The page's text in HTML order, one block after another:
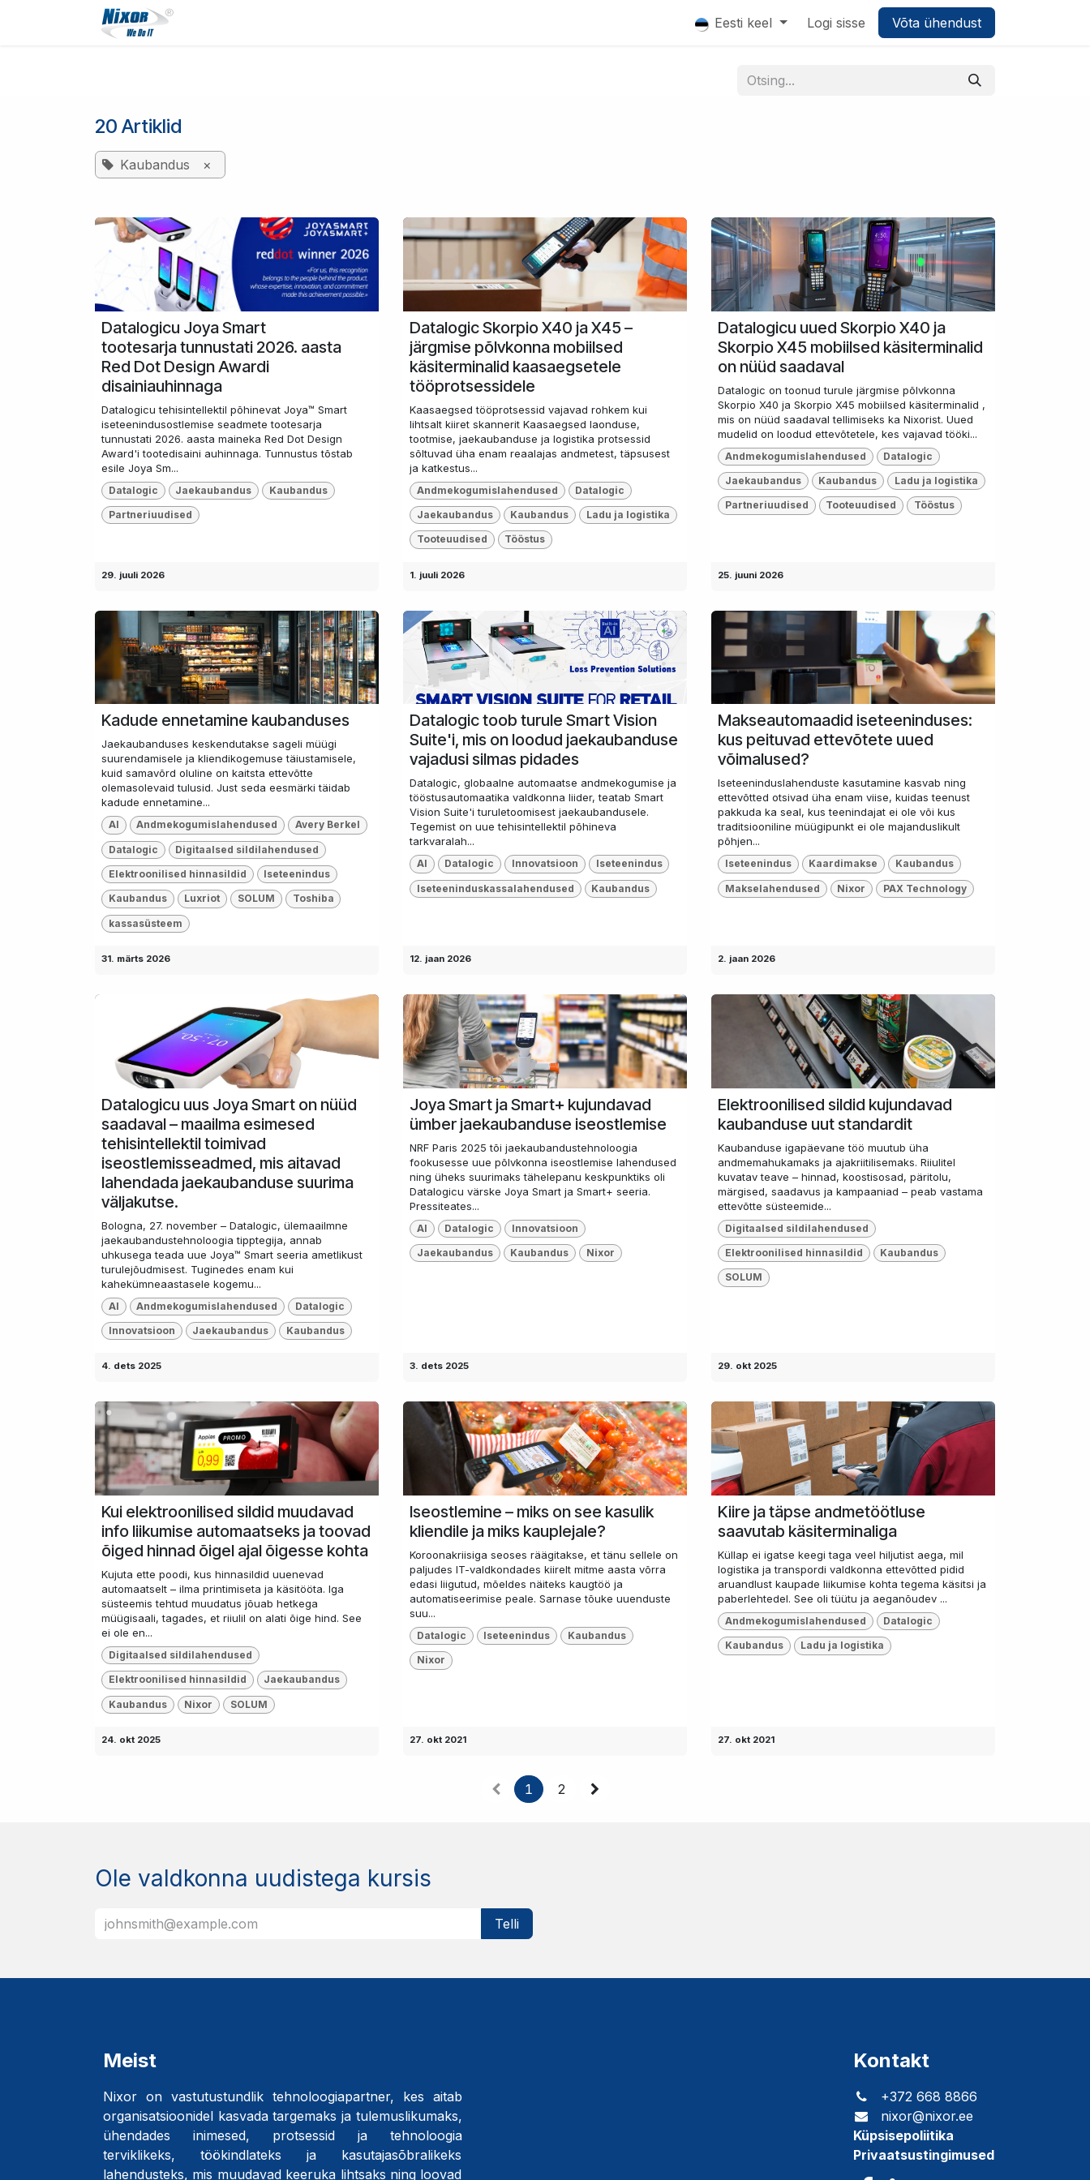
Eesti keel Logi sisse Võta ühendust
20 Artiklid
Kaubandus ×
Datalogicu Joya Smart
tootesarja tunnustati 2026. aasta
Red Dot Design Awardi
disainiauhinnaga
Datalogicu tehisintellektil põhinevat Joya™ Smart
iseteenindusostlemise seadmete tootesarja
tunnustati 2026. aasta maineka Red Dot Design
Award'i tootedisaini auhinnaga. Tunnustus tõstab
esile Joya Sm...
Datalogic Jaekaubandus Kaubandus
Partneriuudised
29. juuli 2026
Datalogic Skorpio X40 ja X45 –
järgmise põlvkonna mobiilsed
käsiterminalid kaasaegsetele
tööprotsessidele
Kaasaegsed tööprotsessid vajavad rohkem kui
lihtsalt kiiret skannerit Kaasaegsed laonduse,
tootmise, jaekaubanduse ja logistika protsessid
sõltuvad üha enam reaalajas andmetest, täpsusest
ja katkestus...
Andmekogumislahendused Datalogic
Jaekaubandus Kaubandus Ladu ja logistika
Tooteuudised Tööstus
1. juuli 2026
Datalogicu uued Skorpio X40 ja
Skorpio X45 mobiilsed käsiterminalid
on nüüd saadaval
Datalogic on toonud turule järgmise põlvkonna
Skorpio X40 ja Skorpio X45 mobiilsed käsiterminalid ,
mis on nüüd saadaval tellimiseks ka Nixorist. Uued
mudelid on loodud ettevõtetele, kes vajavad tööki...
Andmekogumislahendused Datalogic
Jaekaubandus Kaubandus Ladu ja logistika
Partneriuudised Tooteuudised Tööstus
25. juuni 2026
Kadude ennetamine kaubanduses
Jaekaubanduses keskendutakse sageli müügi
suurendamisele ja kliendikogemuse täiustamisele,
kuid samavõrd oluline on kaitsta ettevõtte
olemasolevaid tulusid. Just seda eesmärki täidab
kadude ennetamine...
AI Andmekogumislahendused Avery Berkel
Datalogic Digitaalsed sildilahendused
Elektroonilised hinnasildid Iseteenindus
Kaubandus Luxriot SOLUM Toshiba
kassasüsteem
31. märts 2026
Datalogic toob turule Smart Vision
Suite'i, mis on loodud jaekaubanduse
vajadusi silmas pidades
Datalogic, globaalne automaatse andmekogumise ja
tööstusautomaatika valdkonna liider, teatab Smart
Vision Suite'i turuletoomisest jaekaubandusele.
Tegemist on uue tehisintellektil põhineva
tarkvaralah...
AI Datalogic Innovatsioon Iseteenindus
Iseteeninduskassalahendused Kaubandus
12. jaan 2026
Makseautomaadid iseteeninduses:
kus peituvad ettevõtete uued
võimalused?
Iseteeninduslahenduste kasutamine kasvab ning
ettevõtted otsivad üha enam viise, kuidas teenust
pakkuda ka seal, kus teenindajat ei ole või kus
traditsiooniline müügipunkt ei ole majanduslikult
põhjen...
Iseteenindus Kaardimakse Kaubandus
Makselahendused Nixor PAX Technology
2. jaan 2026
Datalogicu uus Joya Smart on nüüd
saadaval – maailma esimesed
tehisintellektil toimivad
iseostlemisseadmed, mis aitavad
lahendada jaekaubanduse suurima
väljakutse.
Bologna, 27. november – Datalogic, ülemaailmne
jaekaubandustehnoloogia tipptegija, annab
uhkusega teada uue Joya™ Smart seeria ametlikust
turulejõudmisest. Tuginedes enam kui
kahekümneaastasele kogemu...
AI Andmekogumislahendused Datalogic
Innovatsioon Jaekaubandus Kaubandus
4. dets 2025
Joya Smart ja Smart+ kujundavad
ümber jaekaubanduse iseostlemise
NRF Paris 2025 tõi jaekaubandustehnoloogia
fookusesse uue põlvkonna iseostlemise lahendused
ning üheks suurimaks tähelepanu keskpunktiks oli
Datalogicu värske Joya Smart ja Smart+ seeria.
Pressiteates...
AI Datalogic Innovatsioon
Jaekaubandus Kaubandus Nixor
3. dets 2025
Elektroonilised sildid kujundavad
kaubanduse uut standardit
Kaubanduse igapäevane töö muutub üha
andmemahukamaks ja ajakriitilisemaks. Riiulitel
kuvatav teave – hinnad, koostisosad, päritolu,
märgised, saadavus ja kampaaniad – peab vastama
ettevõtte süsteemide...
Digitaalsed sildilahendused
Elektroonilised hinnasildid Kaubandus
SOLUM
29. okt 2025
Kui elektroonilised sildid muudavad
info liikumise automaatseks ja toovad
õiged hinnad õigel ajal õigesse kohta
Kujuta ette poodi, kus hinnasildid uuenevad
automaatselt – ilma printimiseta ja käsitööta. Iga
süsteemis tehtud muudatus jõuab hetkega
müügisaali, tagades, et riiulil on alati õige hind. See
ei ole en...
Digitaalsed sildilahendused
Elektroonilised hinnasildid Jaekaubandus
Kaubandus Nixor SOLUM
24. okt 2025
Iseostlemine – miks on see kasulik
kliendile ja miks kauplejale?
Koroonakriisiga seoses räägitakse, et tänu sellele on
paljudes IT-valdkondades kiirelt mitme aasta võrra
edasi liigutud, mõeldes näiteks kaugtöö ja
automatiseerimise peale. Sarnase tõuke uuenduste
suu...
Datalogic Iseteenindus Kaubandus
Nixor
27. okt 2021
Kiire ja täpse andmetöötluse
saavutab käsiterminaliga
Küllap ei igatse keegi taga veel hiljutist aega, mil
logistika ja transpordi valdkonna ettevõtted pidid
aruandlust kaupade liikumise kohta tegema käsitsi ja
paberlehtedel. See oli tüütu ja aeganõudev ...
Andmekogumislahendused Datalogic
Kaubandus Ladu ja logistika
27. okt 2021
1 2
Ole valdkonna uudistega kursis
Telli
Meist
Nixor on vastutustundlik tehnoloogiapartner, kes aitab
organisatsioonidel kasvada targemaks ja tulemuslikumaks,
ühendades inimesed, protsessid ja tehnoloogia
terviklikeks, töökindlateks ja kasutajasõbralikeks
lahendusteks, mis muudavad keeruka lihtsaks ning loovad
Kontakt
+372 668 8866
nixor@nixor.ee
Küpsisepoliitika
Privaatsustingimused